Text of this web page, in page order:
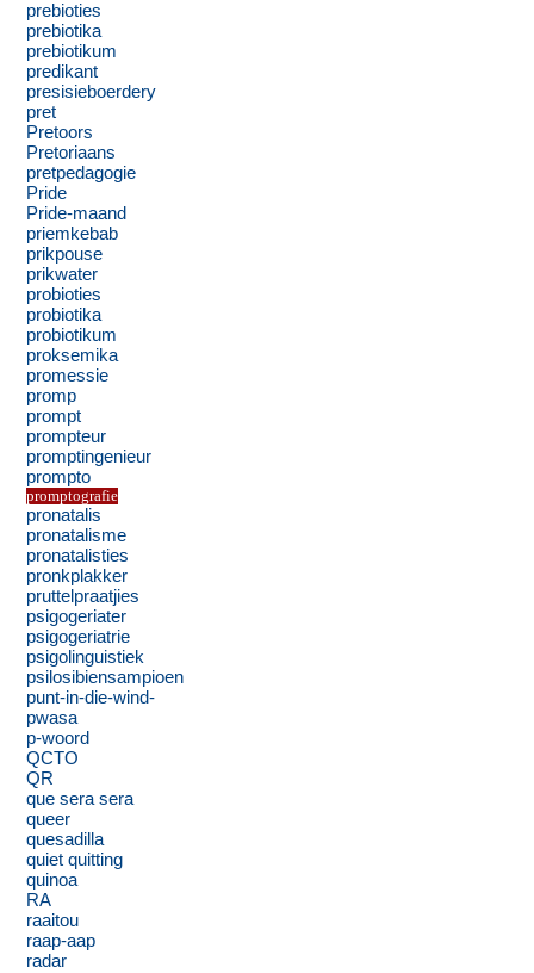
prebioties
prebiotika
prebiotikum
predikant
presisieboerdery
pret
Pretoors
Pretoriaans
pretpedagogie
Pride
Pride-maand
priemkebab
prikpouse
prikwater
probioties
probiotika
probiotikum
proksemika
promessie
promp
prompt
prompteur
promptingenieur
prompto
promptografie
pronatalis
pronatalisme
pronatalisties
pronkplakker
pruttelpraatjies
psigogeriater
psigogeriatrie
psigolinguistiek
psilosibiensampioen
punt-in-die-wind-
pwasa
p-woord
QCTO
QR
que sera sera
queer
quesadilla
quiet quitting
quinoa
RA
raaitou
raap-aap
radar